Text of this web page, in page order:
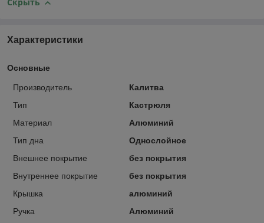
Скрыть
Характеристики
Основные
Производитель
Калитва
Тип
Кастрюля
Материал
Алюминий
Тип дна
Однослойное
Внешнее покрытие
без покрытия
Внутреннее покрытие
без покрытия
Крышка
алюминий
Ручка
Алюминий